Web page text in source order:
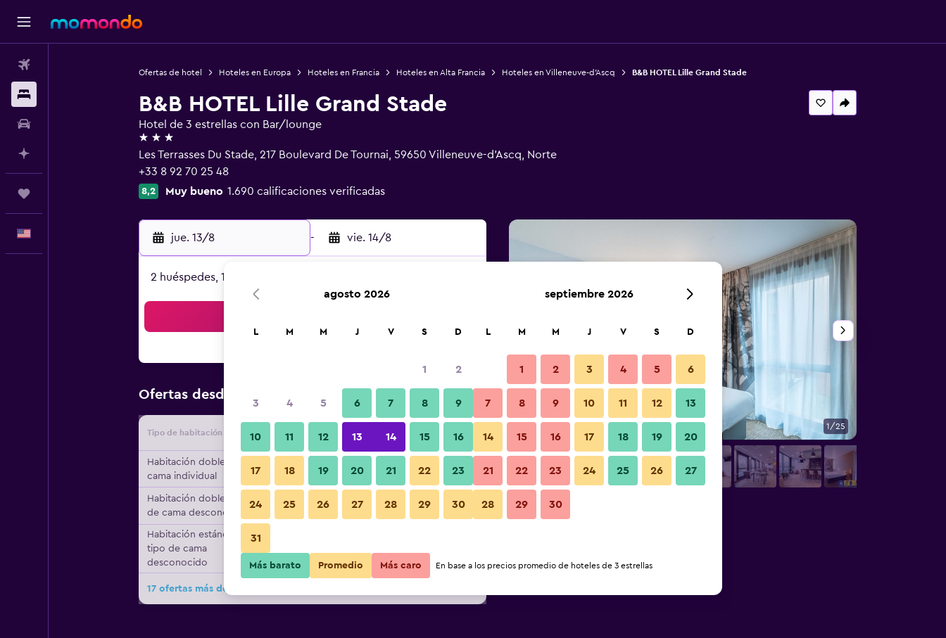
Ofertas de hotel Hoteles en Europa Hoteles en Francia Hoteles en Alta Francia Hoteles en Villeneuve-d'Ascq B&B HOTEL Lille Grand Stade
B&B HOTEL Lille Grand Stade
Hotel de 3 estrellas con Bar/lounge
3 estrellas
Les Terrasses Du Stade, 217 Boulevard De Tournai, 59650 Villeneuve-d'Ascq, Norte
+33 8 92 70 25 48
8,2 Muy bueno 1.690 calificaciones verificadas
jue. 13/8 - vie. 14/8
2 huéspedes, 1 habitación
Ofertas desde Oferta más barata de precio por noche
Tipo de habitación Proveedor Total noche
Habitación doble, 1
cama individual
$59 Ver oferta
Habitación doble, tipo
de cama desconocido
$60 Ver oferta
Habitación estándar,
tipo de cama
desconocido
17 ofertas más de B&B HOTEL Lille Grand Stade
Habitación 1/25
Fotos
agosto 2026
L M M J V S D
1 2
3 4 5 6 7 8 9
10 11 12 13 14 15 16
17 18 19 20 21 22 23
24 25 26 27 28 29 30
31
septiembre 2026
L M M J V S D
1 2 3 4 5 6
7 8 9 10 11 12 13
14 15 16 17 18 19 20
21 22 23 24 25 26 27
28 29 30
Más barato Promedio Más caro En base a los precios promedio de hoteles de 3 estrellas